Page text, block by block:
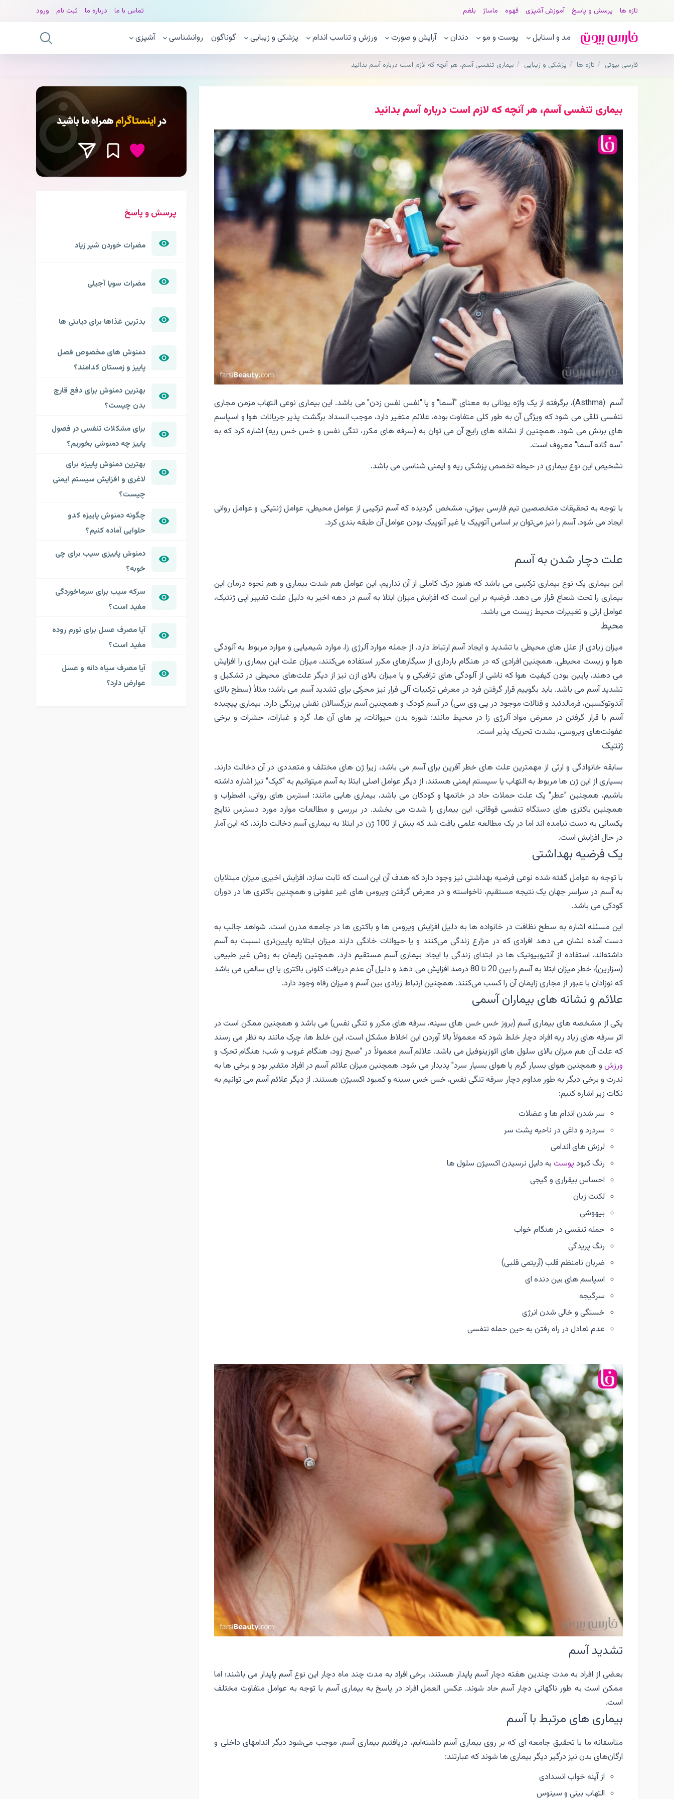
تازه ها پرسش و پاسخ آموزش آشپزی قهوه ماساژ بلغم تماس با ما درباره ما ثبت نام ورود
مد و استایل پوست و مو دندان آرایش و صورت ورزش و تناسب اندام پزشکی و زیبایی گوناگون روانشناسی آشپزی
فارسی بیوتی تازه ها پزشکی و زیبایی بیماری تنفسی آسم، هر آنچه که لازم است درباره آسم بدانید
بیماری تنفسی آسم، هر آنچه که لازم است درباره آسم بدانید
آسم (Asthma)، برگرفته از یک واژه یونانی به معنای "آسما" و یا "نفس نفس زدن" می باشد. این بیماری نوعی التهاب مزمن مجاری
تنفسی تلقی می شود که ویژگی آن به طور کلی متفاوت بوده، علائم متغیر دارد، موجب انسداد برگشت پذیر جریانات هوا و اسپاسم
های برنش می شود. همچنین از نشانه های رایج آن می توان به (سرفه های مکرر، تنگی نفس و خس خس ریه) اشاره کرد که به
"سه گانه آسما" معروف است.
تشخیص این نوع بیماری در حیطه تخصص پزشکی ریه و ایمنی شناسی می باشد.
با توجه به تحقیقات متخصصین تیم فارسی بیوتی، مشخص گردیده که آسم ترکیبی از عوامل محیطی، عوامل ژنتیکی و عوامل روانی
ایجاد می شود. آسم را نیز می‌توان بر اساس آتوپیک یا غیر آتوپیک بودن عوامل آن طبقه بندی کرد.
علت دچار شدن به آسم
این بیماری یک نوع بیماری ترکیبی می باشد که هنوز درک کاملی از آن نداریم، این عوامل هم شدت بیماری و هم نحوه درمان این
بیماری را تحت شعاع قرار می دهد‌. فرضیه بر این است که افزایش میزان ابتلا به آسم در دهه اخیر به دلیل علت تغییر اپی ژنتیک،
عوامل ارثی و تغییرات محیط زیست می باشد.
محیط
میزان زیادی از علل های محیطی با تشدید و ایجاد آسم ارتباط دارد، از جمله موارد آلرژی زا، موارد شیمیایی و موارد مربوط به آلودگی
هوا و زیست محیطی. همچنین افرادی که در هنگام بارداری از سیگارهای مکرر استفاده می‌کنند، میزان علت این بیماری را افزایش
می دهند، پایین بودن کیفیت هوا که ناشی از آلودگی های ترافیکی و یا میزان بالای ازن نیز از دیگر علت‌های محیطی در تشکیل و
تشدید آسم می باشد. باید بگوییم قرار گرفتن فرد در معرض ترکیبات آلی فرار نیز محرکی برای تشدید آسم می باشد؛ مثلاً (سطح بالای
آندوتوکسین، فرمالدئید و فتالات موجود در پی وی سی) در آسم کودک و همچنین آسم بزرگسالان نقش پررنگی دارد. بیماری پیچیده
آسم با قرار گرفتن در معرض مواد آلرژی زا در محیط مانند: شوره بدن حیوانات، پر های آن ها، گرد و غبارات، حشرات و برخی
عفونت‌های ویروسی، بشدت تحریک پذیر است.
ژنتیک
سابقه خانوادگی و ارثی از مهمترین علت های خطر آفرین برای آسم می باشد، زیرا ژن های مختلف و متعددی در آن دخالت دارند.
بسیاری از این ژن ها مربوط به التهاب یا سیستم ایمنی هستند، از دیگر عوامل اصلی ابتلا به آسم میتوانیم به "کپک" نیز اشاره داشته
باشیم، همچنین "عطر" یک علت حملات حاد در خانمها و کودکان می باشد، بیماری هایی مانند: استرس های روانی، اضطراب و
همچنین باکتری های دستگاه تنفسی فوقانی، این بیماری را شدت می بخشد. در بررسی و مطالعات موارد مورد دسترس نتایج
یکسانی به دست نیامده اند اما در یک مطالعه علمی یافت شد که بیش از 100 ژن در ابتلا به بیماری آسم دخالت دارند، که این آمار
در حال افزایش است.
یک فرضیه بهداشتی
با توجه به عوامل گفته شده نوعی فرضیه بهداشتی نیز وجود دارد که هدف آن این است که ثابت سازد، افزایش اخیری میزان مبتلایان
به آسم در سراسر جهان یک نتیجه مستقیم، ناخواسته و در معرض گرفتن ویروس های غیر عفونی و همچنین باکتری ها در دوران
کودکی می باشد.
این مسئله اشاره به سطح نظافت در خانواده ها به دلیل افزایش ویروس ها و باکتری ها در جامعه مدرن است. شواهد جالب به
دست آمده نشان می دهد افرادی که در مزارع زندگی می‌کنند و یا حیوانات خانگی دارند میزان ابتلایه پایین‌تری نسبت به آسم
داشته‌اند، استفاده از آنتیوبیوتیک ها در ابتدای زندگی با ایجاد بیماری آسم مستقیم دارد. همچنین زایمان به روش غیر طبیعی
(سزارین)، خطر میزان ابتلا به آسم را بین 20 تا 80 درصد افزایش می دهد و دلیل آن عدم دریافت کلونی باکتری یا ای سالمی می باشد
که نوزادان با عبور از مجاری زایمان آن را کسب می‌کنند. همچنین ارتباط زیادی بین آسم و میزان رفاه وجود دارد.
علائم و نشانه های بیماران آسمی
یکی از مشخصه های بیماری آسم (بروز خس خس های سینه، سرفه های مکرر و تنگی نفس) می باشد و همچنین ممکن است در
اثر سرفه های زیاد ریه افراد دچار خلط شود که معمولاً بالا آوردن این اخلاط مشکل است، این خلط ها، چرک مانند به نظر می رسند
که علت آن هم میزان بالای سلول های ائوزینوفیل می باشد. علائم آسم معمولاً در "صبح زود، هنگام غروب و شب؛ هنگام تحرک و
ورزشو همچنین هوای بسیار گرم یا هوای بسیار سرد" پدیدار می شود. همچنین میزان علائم آسم در افراد متغیر بود و برخی ها به
ندرت و برخی دیگر به طور مداوم دچار سرفه تنگی نفس، خس خس سینه و کمبود اکسیژن هستند. از دیگر علائم آسم می توانیم به
نکات زیر اشاره کنیم:
سر شدن اندام ها و عضلات
سردرد و داغی در ناحیه پشت سر
لرزش های اندامی
رنگ کبود پوست به دلیل نرسیدن اکسیژن سلول ها
احساس بیقراری و گیجی
لکنت زبان
بیهوشی
حمله تنفسی در هنگام خواب
رنگ پریدگی
ضربان نامنظم قلب (آریتمی قلبی)
اسپاسم های بین دنده ای
سرگیجه
خستگی و خالی شدن انرژی
عدم تعادل در راه رفتن به حین حمله تنفسی
تشدید آسم
بعضی از افراد به مدت چندین هفته دچار آسم پایدار هستند، برخی افراد به مدت چند ماه دچار این نوع آسم پایدار می باشند؛ اما
ممکن است به طور ناگهانی دچار آسم حاد شوند. عکس العمل افراد در پاسخ به بیماری آسم با توجه به عوامل متفاوت مختلف
است.
بیماری های مرتبط با آسم
متاسفانه ما با تحقیق جامعه ای که بر روی بیماری آسم داشته‌ایم، دریافتیم بیماری آسم، موجب می‌شود دیگر اندامهای داخلی و
ارگان‌های بدن نیز درگیر دیگر بیماری ها شوند که عبارتند:
از آپنه خواب انسدادی
التهاب بینی و سینوس
پرسش و پاسخ
مضرات خوردن شیر زیاد
مضرات سویا آجیلی
بدترین غذاها برای دیابتی ها
دمنوش های مخصوص فصل
پاییز و زمستان کدامند؟
بهترین دمنوش برای دفع قارچ
بدن چیست؟
برای مشکلات تنفسی در فصول
پاییز چه دمنوشی بخوریم؟
بهترین دمنوش پاییزه برای
لاغری و افزایش سیستم ایمنی
چیست؟
چگونه دمنوش پاییزه کدو
حلوایی آماده کنیم؟
دمنوش پاییزی سیب برای چی
خوبه؟
سرکه سیب برای سرماخوردگی
مفید است؟
آیا مصرف عسل برای تورم روده
مفید است؟
آیا مصرف سیاه دانه و عسل
عوارض دارد؟